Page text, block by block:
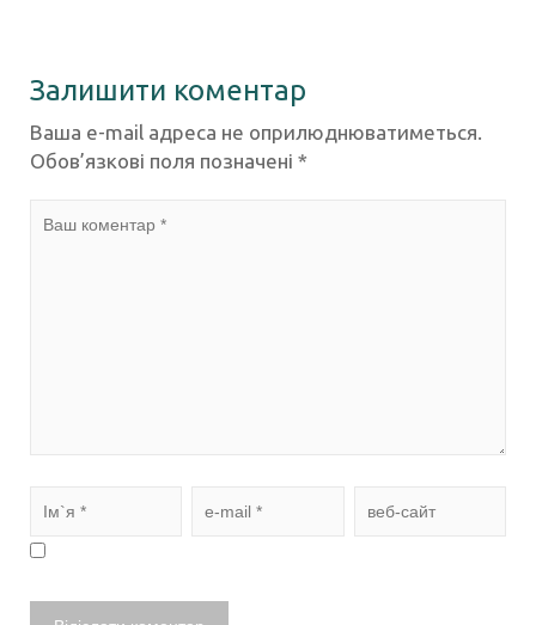
Залишити коментар
Ваша e-mail адреса не оприлюднюватиметься.
Обов’язкові поля позначені *